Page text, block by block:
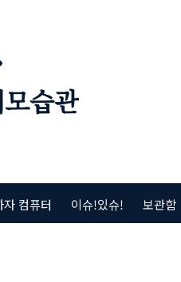
습관
자 컴퓨터 이슈!있슈! 보관함